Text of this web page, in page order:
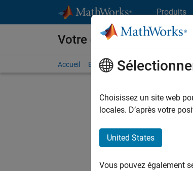
Produits
Votre carrière chez
Accueil Explorer nos opportunités
Choisissez un site web
locales. D’après votre
United States
Vous pouvez également